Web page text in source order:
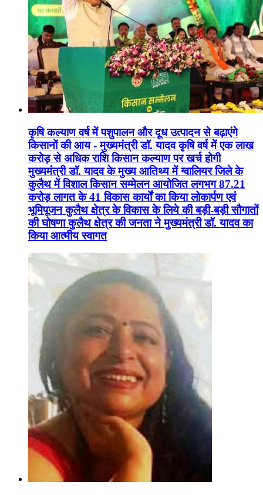
कृषि कल्याण वर्ष में पशुपालन और दूध उत्पादन से बढ़ाएंगे
किसानों की आय - मुख्यमंत्री डॉ. यादव कृषि वर्ष में एक लाख
करोड़ से अधिक राशि किसान कल्याण पर खर्च होगी
मुख्यमंत्री डॉ. यादव के मुख्य आतिथ्य में ग्वालियर जिले के
कुलैथ में विशाल किसान सम्मेलन आयोजित लगभग 87.21
करोड़ लागत के 41 विकास कार्यों का किया लोकार्पण एवं
भूमिपूजन कुलैथ क्षेत्र के विकास के लिये की बड़ी-बड़ी सौगातों
की घोषणा कुलैथ क्षेत्र की जनता ने मुख्यमंत्री डॉ. यादव का
किया आत्मीय स्वागत